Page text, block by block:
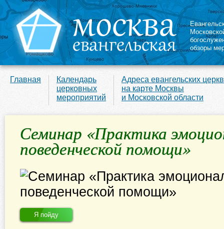
обзоры
Главная
Календарь
церковных
мероприятий
Адреса евангельских
на карте Москвы
и Московской области
Семинар «Практика
поведенческой помощи»
Я пойду